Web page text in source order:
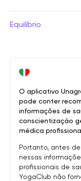
Equilíbrio
O aplicativo
pode conter
informações de
conscientização
médica
Portanto, antes
nessas
profissionais de
YogaClub não